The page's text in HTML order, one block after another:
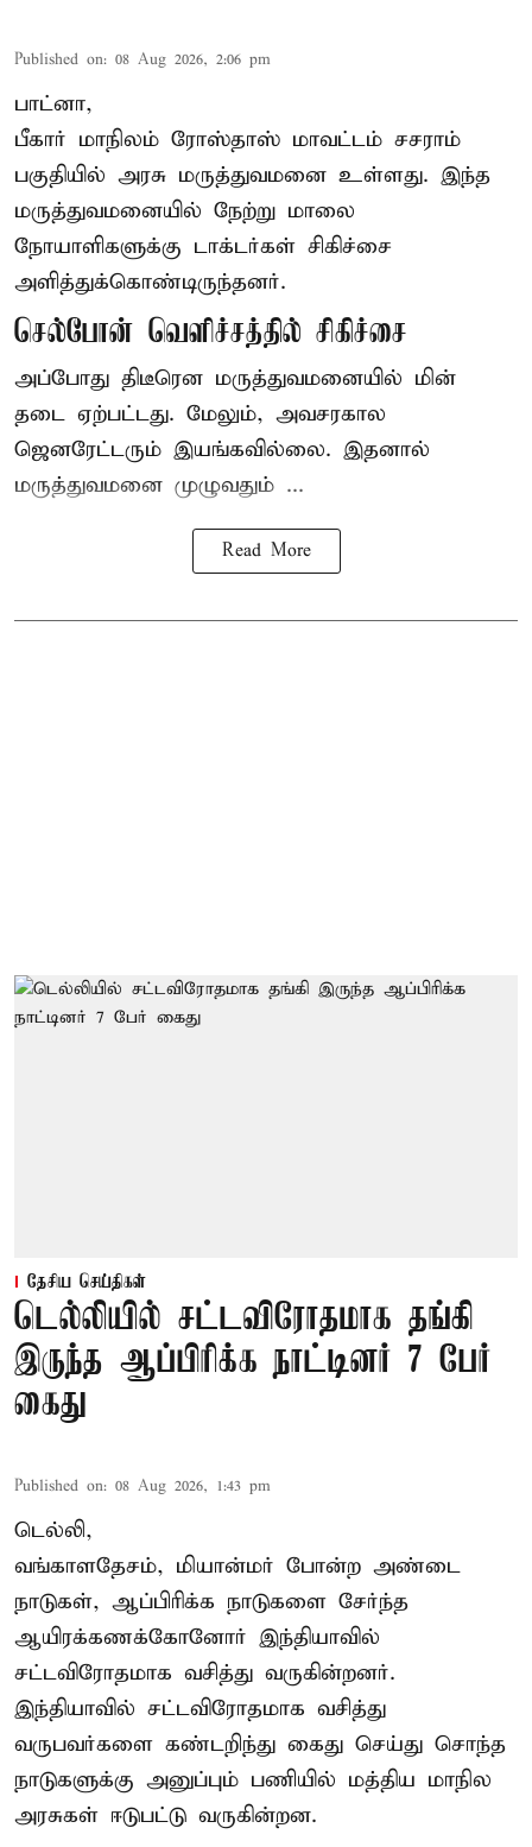
Published on: 08 Aug 2026, 2:06 pm
பாட்னா,
பீகார் மாநிலம் ரோஸ்தாஸ் மாவட்டம் சசராம்
பகுதியில் அரசு மருத்துவமனை உள்ளது. இந்த
மருத்துவமனையில் நேற்று மாலை
நோயாளிகளுக்கு டாக்டர்கள் சிகிச்சை
அளித்துக்கொண்டிருந்தனர்.
செல்போன் வெளிச்சத்தில் சிகிச்சை
அப்போது திடீரென மருத்துவமனையில் மின்
தடை ஏற்பட்டது. மேலும், அவசரகால
ஜெனரேட்டரும் இயங்கவில்லை. இதனால்
மருத்துவமனை முழுவதும் ...
Read More
தேசிய செய்திகள்
டெல்லியில் சட்டவிரோதமாக தங்கி
இருந்த ஆப்பிரிக்க நாட்டினர் 7 பேர்
கைது
Published on: 08 Aug 2026, 1:43 pm
டெல்லி,
வங்காளதேசம், மியான்மர் போன்ற அண்டை
நாடுகள், ஆப்பிரிக்க நாடுகளை சேர்ந்த
ஆயிரக்கணக்கோனோர் இந்தியாவில்
சட்டவிரோதமாக வசித்து வருகின்றனர்.
இந்தியாவில் சட்டவிரோதமாக வசித்து
வருபவர்களை கண்டறிந்து கைது செய்து சொந்த
நாடுகளுக்கு அனுப்பும் பணியில் மத்திய மாநில
அரசுகள் ஈடுபட்டு வருகின்றன.